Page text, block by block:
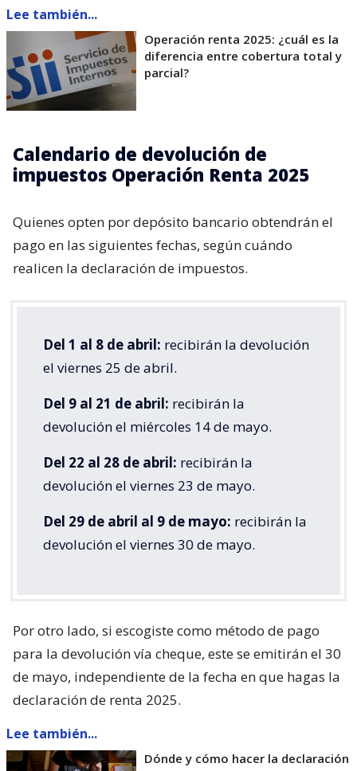
Lee también...
Operación renta 2025: ¿cuál es la
diferencia entre cobertura total y
parcial?
Calendario de devolución de
impuestos Operación Renta 2025
Quienes opten por depósito bancario obtendrán el
pago en las siguientes fechas, según cuándo
realicen la declaración de impuestos.
Del 1 al 8 de abril: recibirán la devolución
el viernes 25 de abril.
Del 9 al 21 de abril: recibirán la
devolución el miércoles 14 de mayo.
Del 22 al 28 de abril: recibirán la
devolución el viernes 23 de mayo.
Del 29 de abril al 9 de mayo: recibirán la
devolución el viernes 30 de mayo.
Por otro lado, si escogiste como método de pago
para la devolución vía cheque, este se emitirán el 30
de mayo, independiente de la fecha en que hagas la
declaración de renta 2025.
Lee también...
Dónde y cómo hacer la declaración